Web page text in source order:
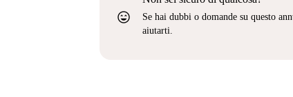
sentiment_very_satisfied
Se hai dubbi o domande su questo
aiutarti.